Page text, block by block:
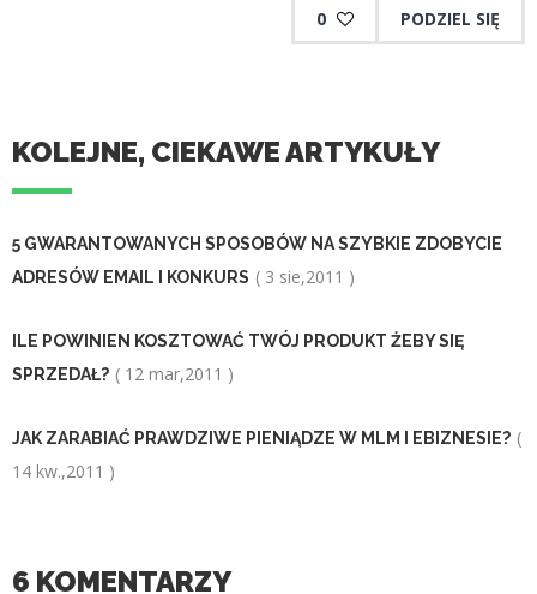
0 PODZIEL SIĘ
KOLEJNE, CIEKAWE ARTYKUŁY
5 GWARANTOWANYCH SPOSOBÓW NA SZYBKIE ZDOBYCIE
ADRESÓW EMAIL I KONKURS ( 3 sie,2011 )
ILE POWINIEN KOSZTOWAĆ TWÓJ PRODUKT ŻEBY SIĘ
SPRZEDAŁ? ( 12 mar,2011 )
JAK ZARABIAĆ PRAWDZIWE PIENIĄDZE W MLM I EBIZNESIE? (
14 kw.,2011 )
6 KOMENTARZY